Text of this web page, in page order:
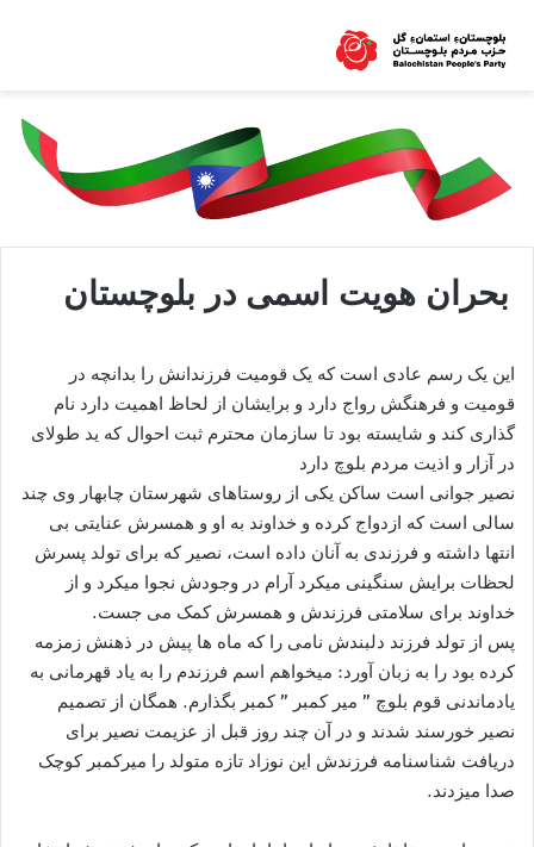
بحران هویت اسمی در بلوچستان
این یک رسم عادی است که یک قومیت فرزندانش را بدانچه در
قومیت و فرهنگش رواج دارد و برایشان از لحاظ اهمیت دارد نام
گذاری کند و شایسته بود تا سازمان محترم ثبت احوال که ید طولای
در آزار و اذیت مردم بلوچ دارد
نصیر جوانی است ساکن یکی از روستاهای شهرستان چابهار وی چند
سالی است که ازدواج کرده و خداوند به او و همسرش عنایتی بی
انتها داشته و فرزندی به آنان داده است، نصیر که برای تولد پسرش
لحظات برایش سنگینی میکرد آرام در وجودش نجوا میکرد و از
خداوند برای سلامتی فرزندش و همسرش کمک می جست.
پس از تولد فرزند دلبندش نامی را که ماه ها پیش در ذهنش زمزمه
کرده بود را به زبان آورد: میخواهم اسم فرزندم را به یاد قهرمانی به
یادماندنی قوم بلوچ ” میر کمبر ” کمبر بگذارم. همگان از تصمیم
نصیر خورسند شدند و در آن چند روز قبل از عزیمت نصیر برای
دریافت شناسنامه فرزندش این نوزاد تازه متولد را میرکمبر کوچک
صدا میزدند.